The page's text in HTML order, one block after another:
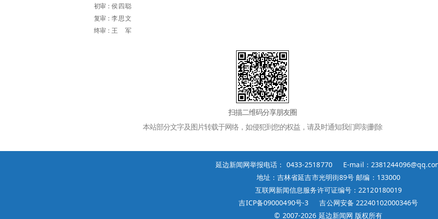
初审： 侯四聪
复审： 李思文
终审： 王 军
扫描二维码分享朋友圈
本站部分文字及图片转载于网络，如侵犯到您的权益，请及时通知我们即刻删除
延边新闻网举报电话： 0433-2518770 E-mail：
地址：吉林省延吉市光明街89号 邮编：133000
互联网新闻信息服务许可证编号：22120180019
吉ICP备09000490号-3
吉公网安备 22240102000346号
© 2007-2026 延边新闻网 版权所有